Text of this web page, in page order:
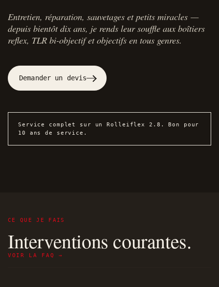
Entretien, réparation, sauvetages et petits miracles —
depuis bientôt dix ans, je rends leur souffle aux boîtiers
reflex, TLR bi-objectif et objectifs en tous genres.
Demander un devis
Service complet sur un Rolleiflex 2.8. Bon pour
10 ans de service.
CE QUE JE FAIS
Interventions courantes.
VOIR LA FAQ →